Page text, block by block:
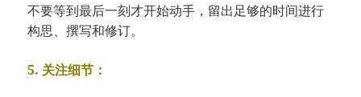
不要等到最后一刻才开始动手，留出足够的时间进行
构思、撰写和修订。
5. 关注细节：